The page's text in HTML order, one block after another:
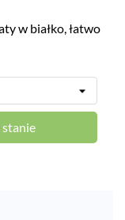
w białko, łatwo
stanie